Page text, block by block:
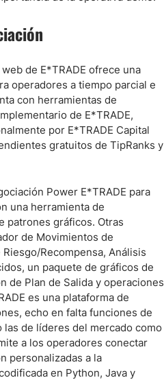
de E*TRADE ofrece una
operadores a tiempo parcial e
con herramientas de
de E*TRADE,
por E*TRADE Capital
gratuitos de TipRanks y
Power E*TRADE para
una herramienta de
patrones gráficos. Otras
de Movimientos de
Recompensa, Análisis
un paquete de gráficos de
de Plan de Salida y operaciones
es una plataforma de
echo en falta funciones de
de líderes del mercado como
a los operadores conectar
personalizadas a la
en Python, Java y